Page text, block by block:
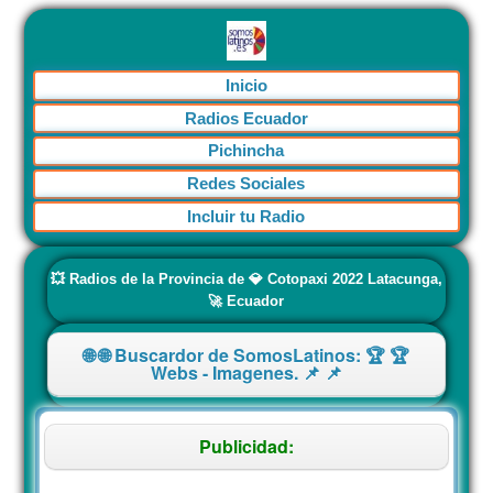
Inicio
Radios Ecuador
Pichincha
Redes Sociales
Incluir tu Radio
💥 Radios de la Provincia de 💎 Cotopaxi 2022 Latacunga,
🚀 Ecuador
🌐 🌐 Buscardor de SomosLatinos: 🏆 🏆
Webs - Imagenes. 📌 📌
Publicidad: